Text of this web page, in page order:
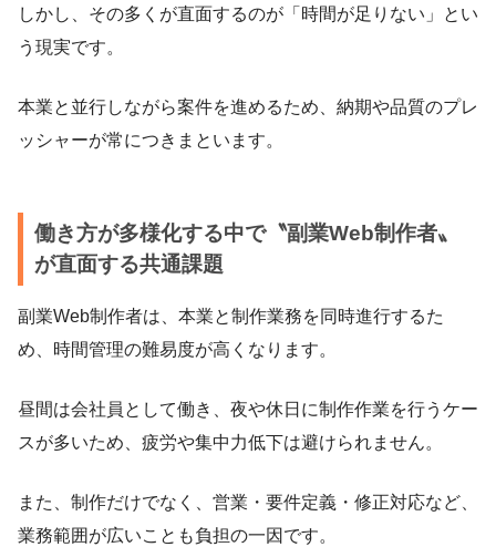
しかし、その多くが直面するのが「時間が足りない」とい
う現実です。
本業と並行しながら案件を進めるため、納期や品質のプレ
ッシャーが常につきまといます。
働き方が多様化する中で〝副業Web制作者〟
が直面する共通課題
副業Web制作者は、本業と制作業務を同時進行するた
め、時間管理の難易度が高くなります。
昼間は会社員として働き、夜や休日に制作作業を行うケー
スが多いため、疲労や集中力低下は避けられません。
また、制作だけでなく、営業・要件定義・修正対応など、
業務範囲が広いことも負担の一因です。